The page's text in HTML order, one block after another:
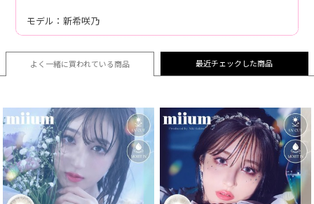
モデル：新希咲乃
よく一緒に買われている商品 最近チェックした商品